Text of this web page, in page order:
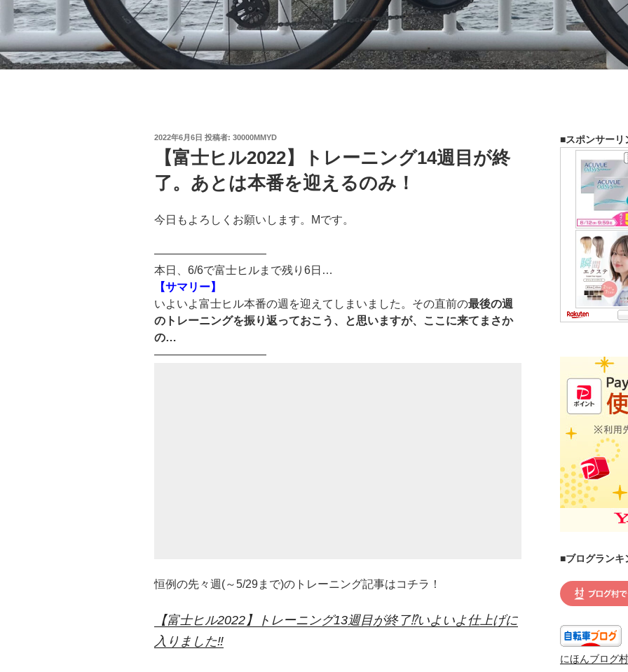
投
2022年6月6日 投稿者: 30000MMYD
【富士ヒル2022】トレーニング14週目が終
了。あとは本番を迎えるのみ！
今日もよろしくお願いします。Mです。
——————————
本日、6/6で富士ヒルまで残り6日…
【サマリー】
いよいよ富士ヒル本番の週を迎えてしまいました。その直前の最後の週
のトレーニングを振り返っておこう、と思いますが、ここに来てまさか
の…
——————————
恒例の先々週(～5/29まで)のトレーニング記事はコチラ！
【富士ヒル2022】トレーニング13週目が終了⁉いよいよ仕上げに
入りました‼
■スポンサーリ
■ブログランキ
にほんブログ村